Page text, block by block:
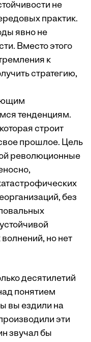
не
практик.
явно не
Вместо этого
к
стратегию,
тенденциям.
строит
прошлое. Цель
революционные
без
но нет
десятилетий
понятием
вы ездили на
эти
звучал бы